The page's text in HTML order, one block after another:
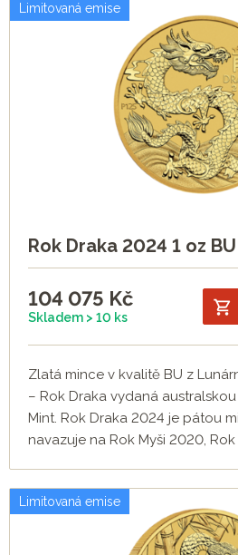
Limitovaná emise
Rok Draka 2024 1 oz
104 075 Kč
Skladem > 10 ks
Zlatá mince v kvalitě BU z
– Rok Draka vydaná
Mint. Rok Draka 2024 je pátou
navazuje na Rok Myši 2020, Rok
Limitovaná emise